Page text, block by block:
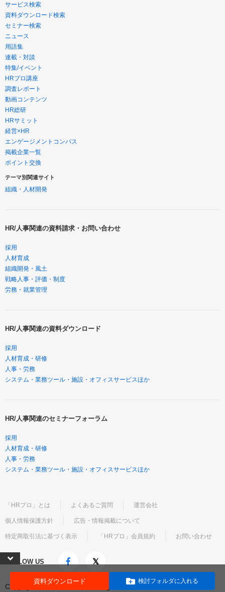
資料ダウンロード 検討フォルダに入れる
サービス検索
資料ダウンロード検索
セミナー検索
ニュース
用語集
連載・対談
特集/イベント
HRプロ講座
調査レポート
動画コンテンツ
HR総研
HRサミット
経営×HR
エンゲージメントコンパス
掲載企業一覧
ポイント交換
テーマ別関連サイト
組織・人材開発
HR/人事関連の資料請求・お問い合わせ
採用
人材育成
組織開発・風土
戦略人事・評価・制度
労務・就業管理
HR/人事関連の資料ダウンロード
採用
人材育成・研修
人事・労務
システム・業務ツール・施設・オフィスサービスほか
HR/人事関連のセミナーフォーラム
採用
人材育成・研修
人事・労務
システム・業務ツール・施設・オフィスサービスほか
「HRプロ」とは よくあるご質問 運営会社
個人情報保護方針 広告・情報掲載について
特定商取引法に基づく表示 「HRプロ」会員規約 お問い合わせ
FOLLOW US
Copyright©ProFuture, Inc. All Rights Reserved.